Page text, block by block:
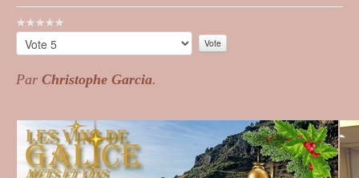
Vote
utilisateur:
Veuillez
voter
Par Christophe Garcia.